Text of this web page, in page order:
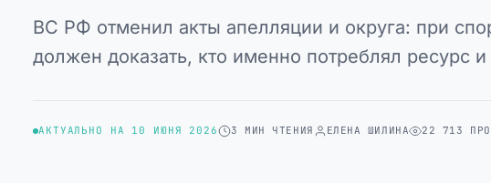
ВС РФ отменил акты апелляции и округа: при
должен доказать, кто именно потреблял ресурс
АКТУАЛЬНО НА 10 ИЮНЯ 2026 3 МИН ЧТЕНИЯ ЕЛЕНА ШИЛИНА 22 713